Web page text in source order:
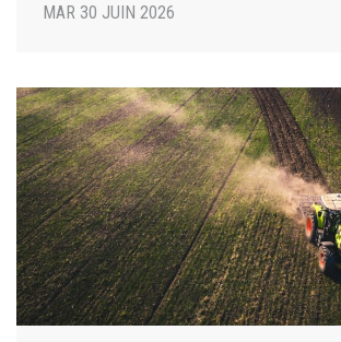
MAR 30 JUIN 2026